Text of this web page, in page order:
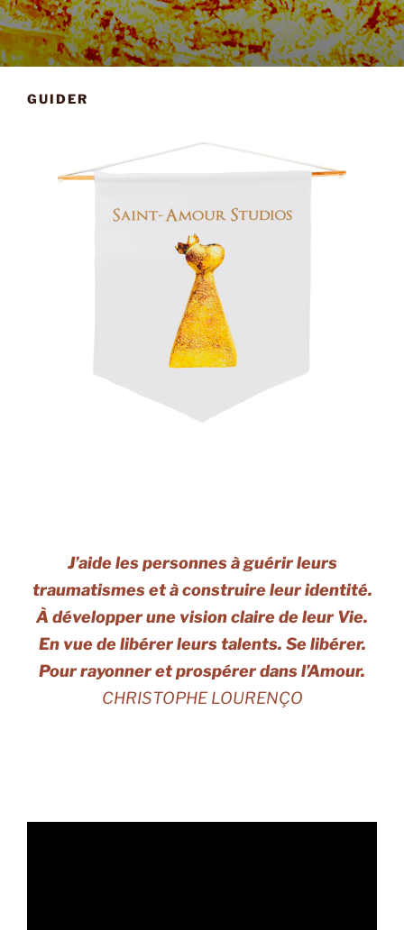
GUIDER
J’aide les personnes à guérir leurs
traumatismes et à construire leur identité.
À développer une vision claire de leur Vie.
En vue de libérer leurs talents. Se libérer.
Pour rayonner et prospérer dans l’Amour.
CHRISTOPHE LOURENÇO